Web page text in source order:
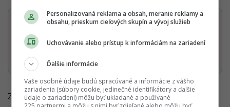
Dostaň Odzadu do svojich Google odporúčaní
Zdroj:Forbes
Personalizovaná reklama a obsah, meranie reklamy a
obsahu, prieskum cieľových skupín a vývoj služieb
Uchovávanie alebo prístup k informáciám na zariadení
Ďalšie informácie
Vaše osobné údaje budú spracúvané a informácie z vášho
zariadenia (súbory cookie, jedinečné identifikátory a ďalšie
údaje o zariadení) môžu byť ukladané a používané